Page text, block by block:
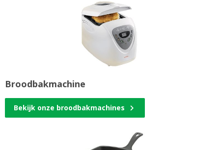
Broodbakmachine
Bekijk onze broodbakmachines